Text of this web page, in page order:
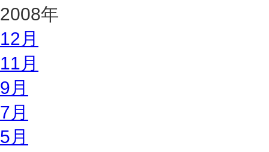
2008年
12月
11月
9月
7月
5月